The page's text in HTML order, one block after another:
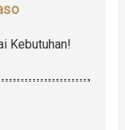
Kebutuhan!